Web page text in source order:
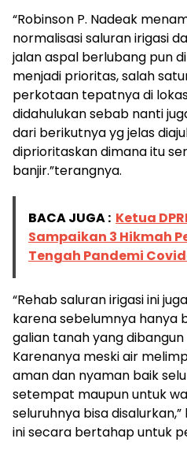
“Robinson P. Nadeak
normalisasi saluran irigasi
jalan aspal berlubang pun
menjadi prioritas, salah
perkotaan tepatnya di
didahulukan sebab nanti
dari berikutnya yg jelas
diprioritaskan dimana itu
banjir.”terangnya.
BACA JUGA : Ketua
Sampaikan 3 Hikmah
Tengah Pandemi
“Rehab saluran irigasi ini
karena sebelumnya hanya
galian tanah yang
Karenanya meski air
aman dan nyaman baik
setempat maupun untuk
seluruhnya bisa
ini secara bertahap untuk